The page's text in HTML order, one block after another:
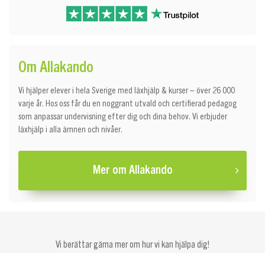
Om Allakando
Vi hjälper elever i hela Sverige med läxhjälp & kurser – över 26 000
varje år. Hos oss får du en noggrant utvald och certifierad pedagog
som anpassar undervisning efter dig och dina behov. Vi erbjuder
läxhjälp i alla ämnen och nivåer.
Mer om Allakando
Vi berättar gärna mer om hur vi kan hjälpa dig!